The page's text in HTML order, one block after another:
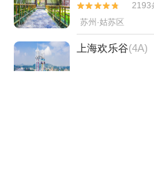


2193
苏州·姑苏区
上海欢乐谷(4A)